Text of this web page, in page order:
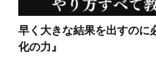
早く大きな結果を出すのに
化の力』